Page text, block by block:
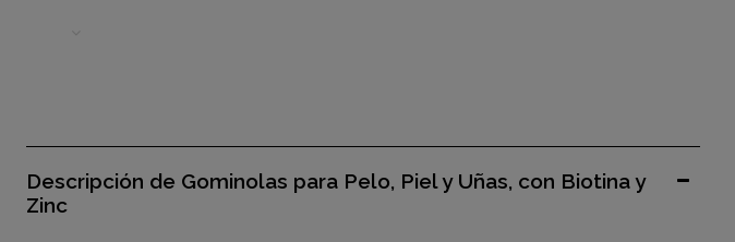
Descripción de Gominolas para Pelo, Piel y Uñas, con Biotina y
Zinc